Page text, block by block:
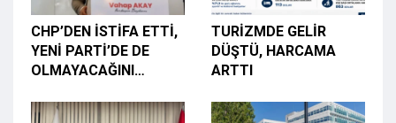
CHP’DEN İSTİFA ETTİ,
YENİ PARTİ’DE DE
OLMAYACAĞINI
TURİZMDE GELİR
DÜŞTÜ, HARCAMA
ARTTI